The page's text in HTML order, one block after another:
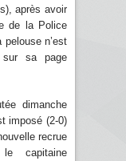
après avoir
de la Police
n’est
sa page
dimanche
imposé (2-0)
recrue
capitaine